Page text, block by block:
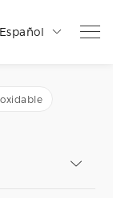
Español 